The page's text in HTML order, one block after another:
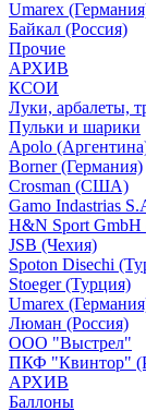
Umarex
Байкал (Россия)
Прочие
АРХИВ
КСОИ
Луки, арбалеты,
Пульки и шарики
Apolo
Borner (Германия)
Crosman (США)
Gamo Indastrias
H&N Sport GmbH
JSB (Чехия)
Spoton Disechi
Stoeger (Турция)
Umarex
Люман (Россия)
ООО "Выстрел"
ПКФ "Квинтор"
АРХИВ
Баллоны